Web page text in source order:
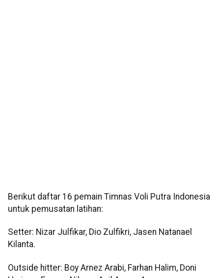
Berikut daftar 16 pemain Timnas Voli Putra Indonesia
untuk pemusatan latihan:
Setter: Nizar Julfikar, Dio Zulfikri, Jasen Natanael
Kilanta.
Outside hitter: Boy Arnez Arabi, Farhan Halim, Doni